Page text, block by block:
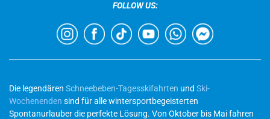
FOLLOW US:
Die legendären Schneebeben-Tagesskifahrten und Ski-
Wochenenden sind für alle wintersportbegeisterten
Spontanurlauber die perfekte Lösung. Von Oktober bis Mai fahren